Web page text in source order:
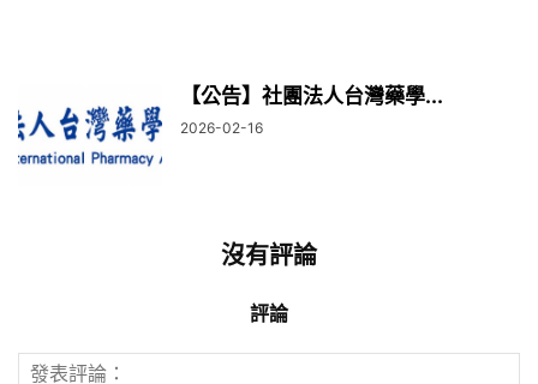
【公告】社團法人台灣藥學...
2026-02-16
沒有評論
評論